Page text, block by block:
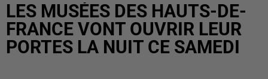
LES MUSÉES DES HAUTS-DE-
FRANCE VONT OUVRIR LEUR
PORTES LA NUIT CE SAMEDI